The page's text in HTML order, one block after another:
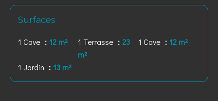
Surfaces
1 Cave 12 m² 1 Terrasse
23
m²
1 Cave 12 m²
1 Jardin 13 m²